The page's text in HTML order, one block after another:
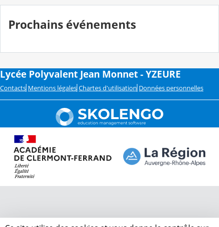
Prochains événements
Lycée Polyvalent Jean Monnet - YZEURE
Contacts Mentions légales Chartes d'utilisation Données personnelles